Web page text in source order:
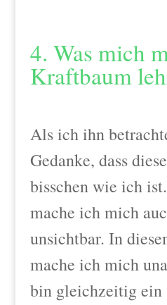
4. Was mich
Kraftbaum
Als ich ihn
Gedanke, dass
bisschen wie ich
mache ich mich
unsichtbar. In
mache ich mich
bin gleichzeitig ein